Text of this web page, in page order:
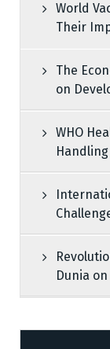
World
Their
The
on
WHO
Dunia